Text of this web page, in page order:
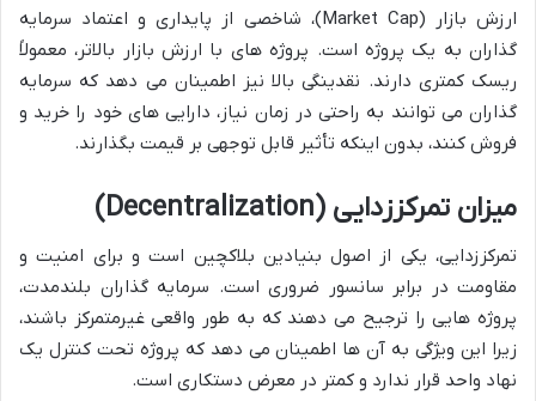
ارزش بازار (Market Cap)، شاخصی از پایداری و اعتماد سرمایه
گذاران به یک پروژه است. پروژه های با ارزش بازار بالاتر، معمولاً
ریسک کمتری دارند. نقدینگی بالا نیز اطمینان می دهد که سرمایه
گذاران می توانند به راحتی در زمان نیاز، دارایی های خود را خرید و
فروش کنند، بدون اینکه تأثیر قابل توجهی بر قیمت بگذارند.
میزان تمرکززدایی (Decentralization)
تمرکززدایی، یکی از اصول بنیادین بلاکچین است و برای امنیت و
مقاومت در برابر سانسور ضروری است. سرمایه گذاران بلندمدت،
پروژه هایی را ترجیح می دهند که به طور واقعی غیرمتمرکز باشند،
زیرا این ویژگی به آن ها اطمینان می دهد که پروژه تحت کنترل یک
نهاد واحد قرار ندارد و کمتر در معرض دستکاری است.